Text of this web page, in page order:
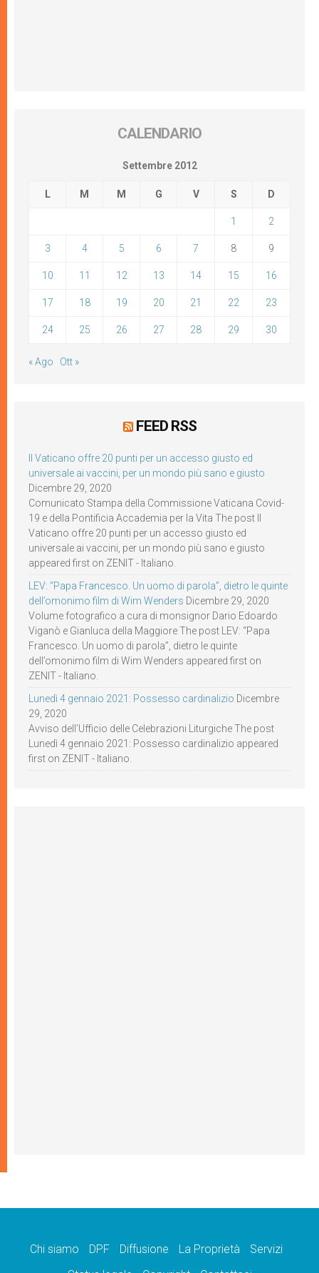
CALENDARIO
Settembre 2012
L M M G V S D
1 2
3 4 5 6 7 8 9
10 11 12 13 14 15 16
17 18 19 20 21 22 23
24 25 26 27 28 29 30
« Ago Ott »
FEED RSS
Il Vaticano offre 20 punti per un accesso giusto ed
universale ai vaccini, per un mondo più sano e giusto
Dicembre 29, 2020
Comunicato Stampa della Commissione Vaticana Covid-
19 e della Pontificia Accademia per la Vita The post Il
Vaticano offre 20 punti per un accesso giusto ed
universale ai vaccini, per un mondo più sano e giusto
appeared first on ZENIT - Italiano.
LEV: “Papa Francesco. Un uomo di parola”, dietro le quinte
dell’omonimo film di Wim Wenders Dicembre 29, 2020
Volume fotografico a cura di monsignor Dario Edoardo
Viganò e Gianluca della Maggiore The post LEV: “Papa
Francesco. Un uomo di parola”, dietro le quinte
dell’omonimo film di Wim Wenders appeared first on
ZENIT - Italiano.
Lunedì 4 gennaio 2021: Possesso cardinalizio Dicembre
29, 2020
Avviso dell’Ufficio delle Celebrazioni Liturgiche The post
Lunedì 4 gennaio 2021: Possesso cardinalizio appeared
first on ZENIT - Italiano.
Chi siamo DPF Diffusione La Proprietà
Servizi